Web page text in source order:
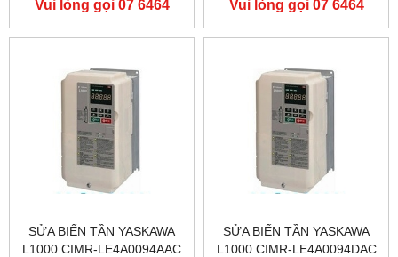
YASKAWA L1000
Vui lòng gọi 07 6464
YASKAWA L1000
Vui lòng gọi 07 6464
SỬA BIẾN TẦN YASKAWA
L1000 CIMR-LE4A0094AAC
SỬA BIẾN TẦN YASKAWA
L1000 CIMR-LE4A0094DAC